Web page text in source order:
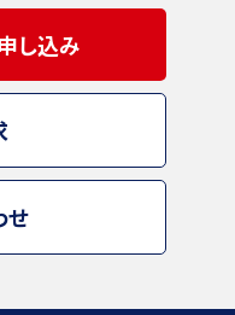
し込み
せ